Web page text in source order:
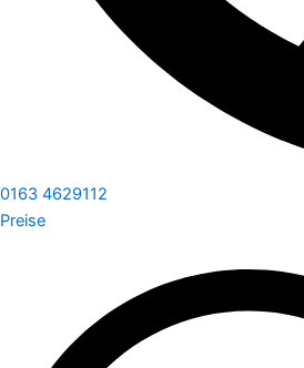
0163 4629112
Preise